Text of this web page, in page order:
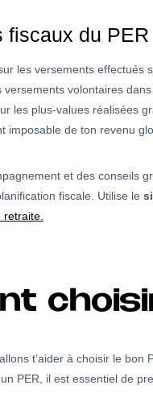
fiscaux du
les versements effectués
versements volontaires
les plus-values réalisées
imposable de ton revenu
et des conseils
fiscale. Utilise le
retraite.
t’aider à choisir le
PER, il est essentiel de